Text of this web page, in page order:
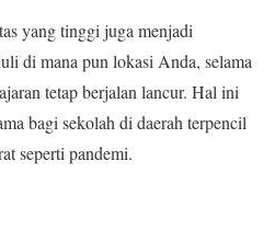
yang tinggi juga menjadi
di mana pun lokasi Anda, selama
tetap berjalan lancur. Hal ini
bagi sekolah di daerah terpencil
seperti pandemi.